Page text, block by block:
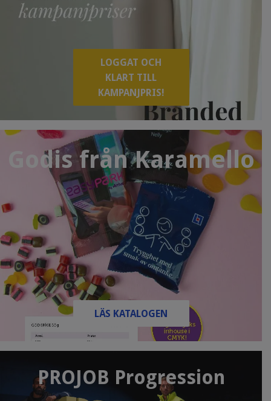
LOGGAT OCH
KLART TILL
KAMPANJPRIS!
Godis från Karamello
LÄS KATALOGEN
PROJOB Progression